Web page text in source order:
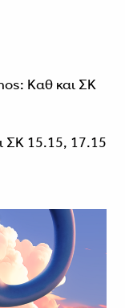
Καθ και ΣΚ
ΣΚ 15.15, 17.15